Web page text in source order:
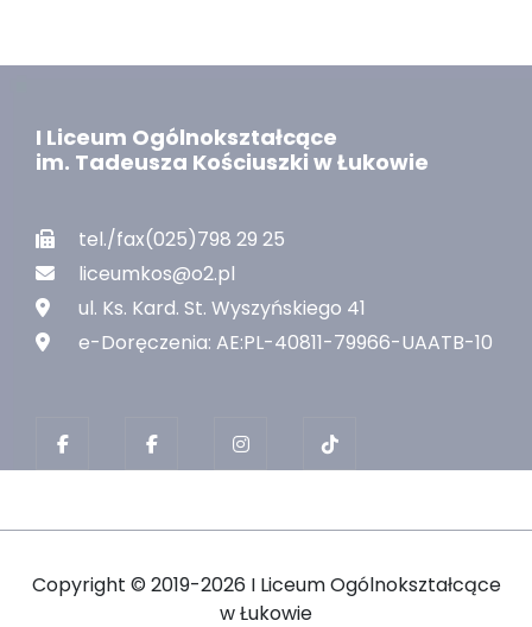
I Liceum Ogólnokształcące
im. Tadeusza Kościuszki w Łukowie
tel./fax(025)798 29 25
liceumkos@o2.pl
ul. Ks. Kard. St. Wyszyńskiego 41
e-Doręczenia: AE:PL-40811-79966-UAATB-10
Copyright © 2019-2026 I Liceum Ogólnokształcące
w Łukowie